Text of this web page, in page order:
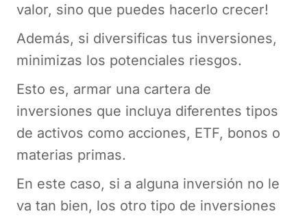
valor, sino que puedes hacerlo crecer!
Además, si diversificas tus inversiones,
minimizas los potenciales riesgos.
Esto es, armar una cartera de
inversiones que incluya diferentes tipos
de activos como acciones, ETF, bonos o
materias primas.
En este caso, si a alguna inversión no le
va tan bien, los otro tipo de inversiones